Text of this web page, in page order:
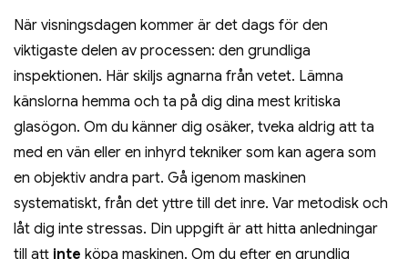
När visningsdagen kommer är det dags för den
viktigaste delen av processen: den grundliga
inspektionen. Här skiljs agnarna från vetet. Lämna
känslorna hemma och ta på dig dina mest kritiska
glasögon. Om du känner dig osäker, tveka aldrig att ta
med en vän eller en inhyrd tekniker som kan agera som
en objektiv andra part. Gå igenom maskinen
systematiskt, från det yttre till det inre. Var metodisk och
låt dig inte stressas. Din uppgift är att hitta anledningar
till att inte köpa maskinen. Om du efter en grundlig